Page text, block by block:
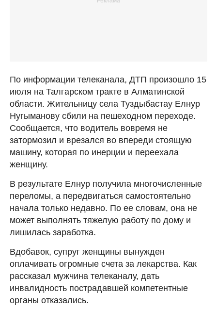
По информации телеканала, ДТП произошло 15
июля на Талгарском тракте в Алматинской
области. Жительницу села Туздыбастау Елнур
Нугыманову сбили на пешеходном переходе.
Сообщается, что водитель вовремя не
затормозил и врезался во впереди стоящую
машину, которая по инерции и переехала
женщину.
В результате Елнур получила многочисленные
переломы, а передвигаться самостоятельно
начала только недавно. По ее словам, она не
может выполнять тяжелую работу по дому и
лишилась заработка.
Вдобавок, супруг женщины вынужден
оплачивать огромные счета за лекарства. Как
рассказал мужчина телеканалу, дать
инвалидность пострадавшей компетентные
органы отказались.